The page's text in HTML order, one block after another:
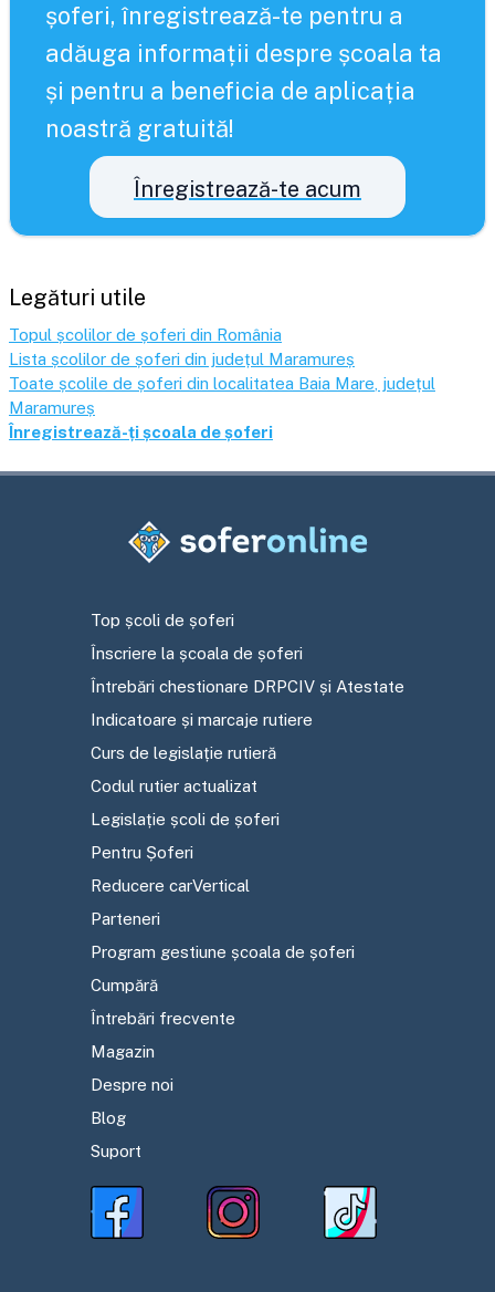
șoferi, înregistrează-te pentru a
adăuga informații despre școala ta
și pentru a beneficia de aplicația
noastră gratuită!
Înregistrează-te acum
Legături utile
Topul școlilor de șoferi din România
Lista școlilor de șoferi din județul Maramureș
Toate școlile de șoferi din localitatea Baia Mare , județul
Maramureș
Înregistrează-ți școala de șoferi
Top școli de șoferi
Înscriere la școala de șoferi
Întrebări chestionare DRPCIV și Atestate
Indicatoare și marcaje rutiere
Curs de legislație rutieră
Codul rutier actualizat
Legislație școli de șoferi
Pentru Șoferi
Reducere carVertical
Parteneri
Program gestiune școala de șoferi
Cumpără
Întrebări frecvente
Magazin
Despre noi
Blog
Suport